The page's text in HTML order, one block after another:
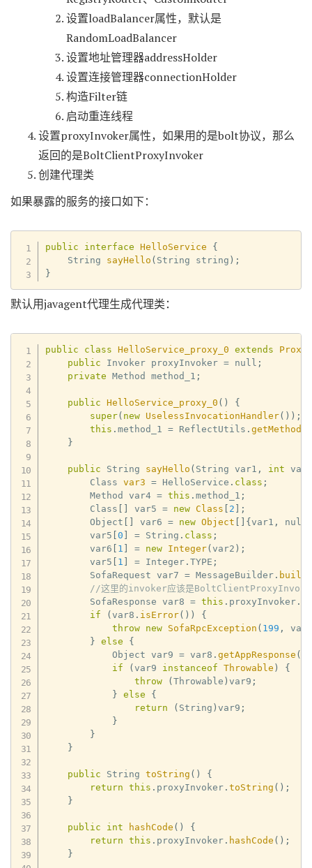
设置loadBalancer属性，默认是
RandomLoadBalancer
设置地址管理器addressHolder
设置连接管理器connectionHolder
构造Filter链
启动重连线程
设置proxyInvoker属性，如果用的是bolt协议，那么
返回的是BoltClientProxyInvoker
创建代理类
如果暴露的服务的接口如下：
public interface HelloService
{
    String
sayHello ( String string ) ;
}
默认用javagent代理生成代理类：
public class HelloService_proxy_0 extends
Proxy
public Invoker proxyInvoker = null ;
private Method method_1 ;
public HelloService_proxy_0 ( )
{
super( new UselessInvocationHandler( ) ) ;
this .method_1 = ReflectUtils .getMethod
}
public String sayHello ( String var1 , int
        Class
var3 = HelloService . class ;
        Method var4
= this .method_1 ;
        Class
var5 = new Class 2
;
        Object
var6 = new Object {var1 , null
        var5
[0 = String . class ;
        var6
1 = new Integer(var2 ) ;
        var5
1 = Integer .TYPE ;
        SofaRequest var7
= MessageBuilder .
//这里的invoker应该是
        SofaResponse var8
= this . proxyInvoker .
if
(var8 . isError( ) )
{
throw new SofaRpcException ( 199 ,
}
else
{
            Object var9
= var8 .getAppResponse (
if
(var9 instanceof Throwable )
{
throw
(Throwable )var9 ;
}
else
{
return
( String )var9 ;
}
}
}
public String toString ( )
{
return
this . proxyInvoker .toString ( ) ;
}
public int hashCode ( )
{
return
this . proxyInvoker . hashCode ( ) ;
}